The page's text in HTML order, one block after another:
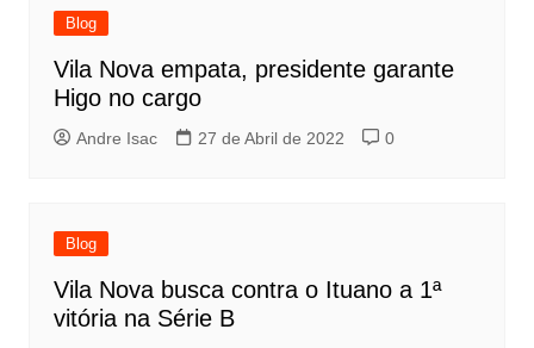
Blog
Vila Nova empata, presidente garante
Higo no cargo
Andre Isac 27 de Abril de 2022 0
Blog
Vila Nova busca contra o Ituano a 1ª
vitória na Série B